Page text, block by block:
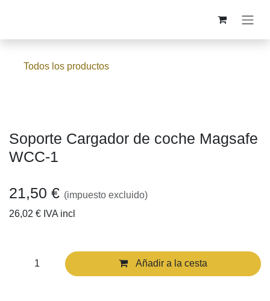
Todos los productos
Soporte Cargador de coche
Magsafe WCC-1
21,50€ (impuesto excluido)
26,02 € IVA incl
Añadir a la cesta